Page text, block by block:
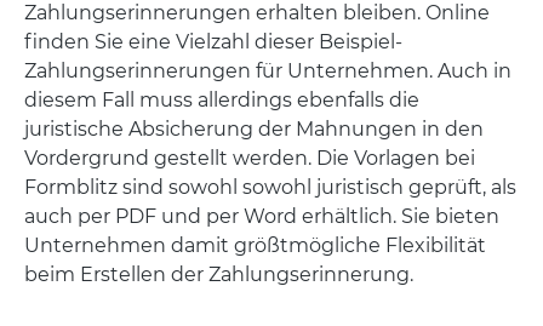
Zahlungserinnerungen erhalten bleiben. Online
finden Sie eine Vielzahl dieser Beispiel-
Zahlungserinnerungen für Unternehmen. Auch in
diesem Fall muss allerdings ebenfalls die
juristische Absicherung der Mahnungen in den
Vordergrund gestellt werden. Die Vorlagen bei
Formblitz sind sowohl sowohl juristisch geprüft, als
auch per PDF und per Word erhältlich. Sie bieten
Unternehmen damit größtmögliche Flexibilität
beim Erstellen der Zahlungserinnerung.